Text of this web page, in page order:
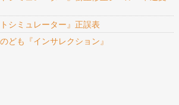
シミュレーター』正誤表
ども『インサレクション』